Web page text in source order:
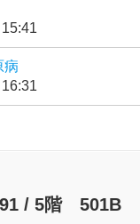
病
91 / 5階 501B